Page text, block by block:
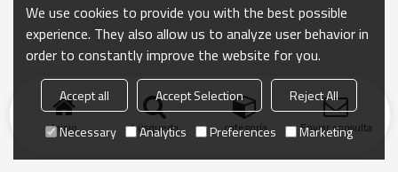
Inicio búsqueda categoría Enviar consulta
We use cookies to provide you with the best possible
experience. They also allow us to analyze user behavior in
order to constantly improve the website for you.
Accept all Accept Selection
Reject All
Necessary
Analytics Preferences Marketing